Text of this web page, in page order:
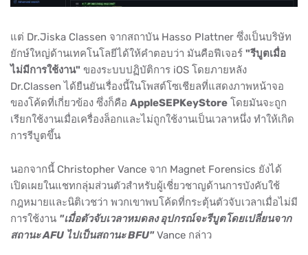
แต่ Dr.Jiska Classen จากสถาบัน Hasso Plattner ซึ่งเป็นบริษัท
ยักษ์ใหญ่ด้านเทคโนโลยีได้ให้คำตอบว่า มันคือฟีเจอร์ "รีบูตเมื่อ
ไม่มีการใช้งาน" ของระบบปฏิบัติการ iOS โดยภายหลัง
Dr.Classen ได้ยืนยันเรื่องนี้ในโพสต์โซเชียลที่แสดงภาพหน้าจอ
ของโค้ดที่เกี่ยวข้อง ซึ่งก็คือ AppleSEPKeyStore โดยมันจะถูก
เรียกใช้งานเมื่อเครื่องล็อกและไม่ถูกใช้งานเป็นเวลาหนึ่ง ทำให้เกิด
การรีบูตขึ้น
นอกจากนี้ Christopher Vance จาก Magnet Forensics ยังได้
เปิดเผยในแชทกลุ่มส่วนตัวสำหรับผู้เชี่ยวชาญด้านการบังคับใช้
กฎหมายและนิติเวชว่า พวกเขาพบโค้ดที่กระตุ้นตัวจับเวลาเมื่อไม่มี
การใช้งาน "เมื่อตัวจับเวลาหมดลง อุปกรณ์จะรีบูตโดยเปลี่ยนจาก
สถานะ AFU ไปเป็นสถานะ BFU"Vance กล่าว